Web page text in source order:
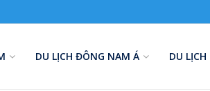
DU LỊCH ĐÔNG NAM Á DU LỊCH